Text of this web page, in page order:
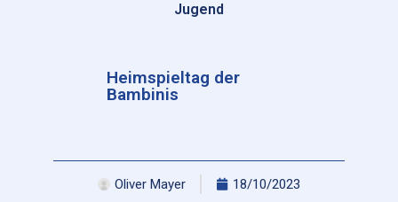
Jugend
Heimspieltag der
Bambinis
Oliver Mayer 18/10/2023